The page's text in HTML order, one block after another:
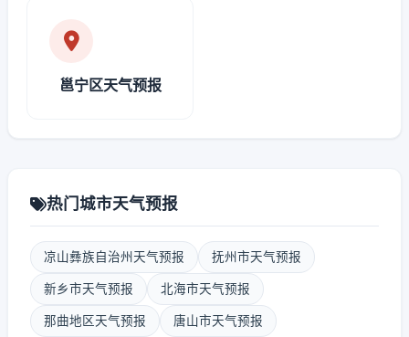
邕宁区天气预报
热门城市天气预报
凉山彝族自治州天气预报 抚州市天气预报
新乡市天气预报 北海市天气预报
那曲地区天气预报 唐山市天气预报